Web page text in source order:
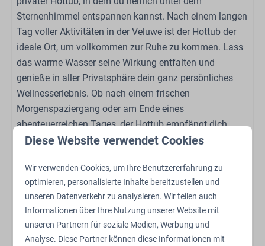
Babybed (op aanvraag)
Hochstuhl (auf Anfrage)
Sport und Aktivitäten
Ladestation für Elektroautos
Spielplatz im Freien
Schaukeln
Trampolin
Restaurant
Abstellen von Fahrrädern
Ladestation für Elektrofahrräder
Sternenhimmel entspannen kannst. Nach einem langen
Tag voller Aktivitäten in der Veluwe ist der Hottub der
ideale Ort, um vollkommen zur Ruhe zu kommen. Lass
das warme Wasser seine Wirkung entfalten und
genieße in aller Privatsphäre dein ganz persönliches
Wellnesserlebnis. Ob nach einem frischen
Morgenspaziergang oder am Ende eines
abenteuerreichen Tages, der Hottub empfängt dich
jederzeit.
Die Veluwe vor deiner Haustür
Die Reeëndal Lodge met hottub liegt an einem
wunderschönen Standort in der Veluwe, einem der
schönsten Naturgebiete der Niederlande. Endlose
Wälder, weitläufige Heidelandschaften und Sanddünen
Diese Website verwendet Cookies
Wir verwenden Cookies, um Ihre Benutzererfahrung zu
optimieren, personalisierte Inhalte bereitzustellen und
unseren Datenverkehr zu analysieren. Wir teilen auch
Informationen über Ihre Nutzung unserer Website mit
unseren Partnern für soziale Medien, Werbung und
Analyse. Diese Partner können diese Informationen mit